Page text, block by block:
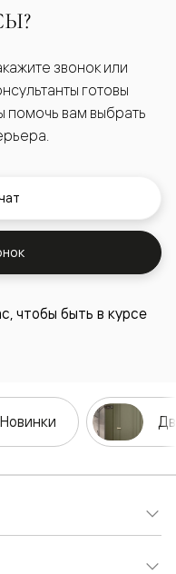
звонок или
готовы
помочь вам выбрать
чтобы быть в курсе
Новинки